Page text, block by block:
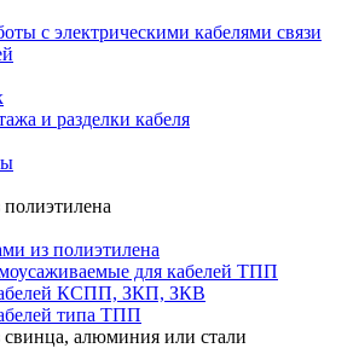
с электрическими кабелями связи
и разделки кабеля
из полиэтилена
для кабелей ТПП
КСПП, ЗКП, ЗКВ
типа ТПП
алюминия или стали